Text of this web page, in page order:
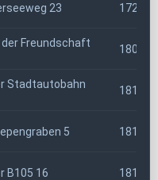
23 17235
der Freundschaft
18059
Stadtautobahn
18107
5 18147
B105 16 18182